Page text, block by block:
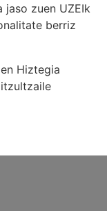
jaso zuen UZEIk
berriz
Hiztegia